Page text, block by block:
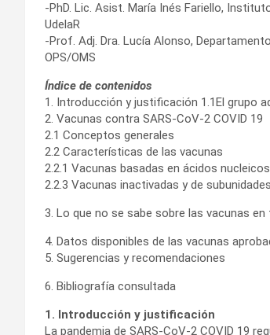
-PhD. Lic. Asist. María Inés Fariello,
UdelaR
-Prof. Adj. Dra. Lucía Alonso,
OPS/OMS
Índice de contenidos
1. Introducción y justificación 1.1El grupo
2. Vacunas contra SARS-CoV-2 COVID 19
2.1 Conceptos generales
2.2 Características de las vacunas
2.2.1 Vacunas basadas en ácidos
2.2.3 Vacunas inactivadas y de
3. Lo que no se sabe sobre las vacunas
4. Datos disponibles de las vacunas
5. Sugerencias y recomendaciones
6. Bibliografía consultada
1. Introducción y justificación
La pandemia de SARS-CoV-2 COVID 19